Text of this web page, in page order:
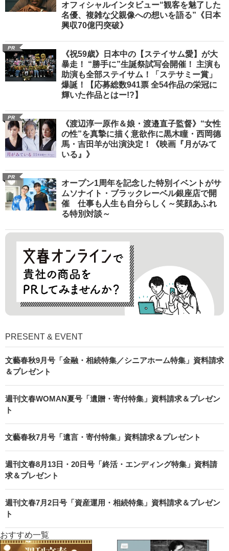
オフィシャルインタビュー“観客を魅了した
名優、複雑な父親像への想いを語る”《日本
興収70億円突破》
PR
《祝59歳》日本中の【ステイサム愛】が大
暴走！ “勝手に”生誕祭試写会開催！ 主演も
助演も全部ステイサム！「ステサミー賞」
爆誕！【応募総数941票 全54作品の栄冠に
輝いた作品とはー!?】
PR
《渡辺淳一原作＆娘・渡邉直子監督》“女性
の性”を真摯に描く意欲作に黒木瞳・西岡德
馬・吉田羊が出演決定！《映画『月がみて
いる』》
PR
オープン1周年を記念した特別イベントがサ
ムソナイト・ブラックレーベル銀座店で開
催 仕事も人生も自分らしく～笑顔あふれ
る特別対談～
PRESENT & EVENT
文藝春秋9月号「金融・相続特集／シニアホーム特集」資料請求
＆プレゼント
週刊文春WOMAN夏号「遺贈・寄付特集」資料請求＆プレゼン
ト
文藝春秋7月号「遺言・寄付特集」資料請求＆プレゼント
週刊文春8月13日・20日号「終活・エンディング特集」資料請
求＆プレゼント
週刊文春7月2日号「資産運用・相続特集」資料請求＆プレゼン
ト
おすすめ一覧